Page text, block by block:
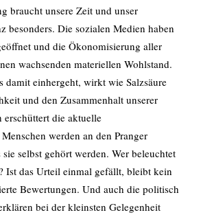
braucht unsere Zeit und unser
besonders. Die sozialen Medien haben
und die Ökonomisierung aller
wachsenden materiellen Wohlstand.
damit einhergeht, wirkt wie Salzsäure
und den Zusammenhalt unserer
erschüttert die aktuelle
werden an den Pranger
sie selbst gehört werden. Wer beleuchtet
Ist das Urteil einmal gefällt, bleibt kein
Bewertungen. Und auch die politisch
bei der kleinsten Gelegenheit